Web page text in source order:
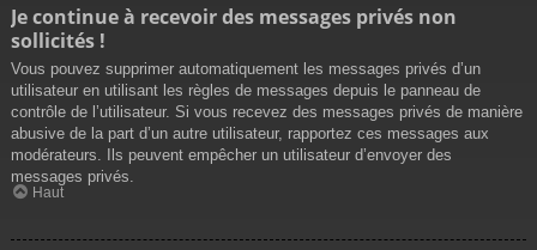
Je continue à recevoir des messages privés non
sollicités !
Vous pouvez supprimer automatiquement les messages privés d’un
utilisateur en utilisant les règles de messages depuis le panneau de
contrôle de l’utilisateur. Si vous recevez des messages privés de manière
abusive de la part d’un autre utilisateur, rapportez ces messages aux
modérateurs. Ils peuvent empêcher un utilisateur d’envoyer des
messages privés.
Haut